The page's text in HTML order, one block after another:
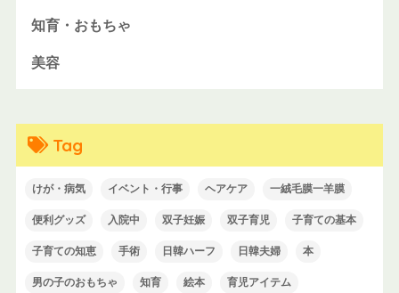
知育・おもちゃ
美容
Tag
けが・病気 イベント・行事 ヘアケア 一絨毛膜一羊膜
便利グッズ 入院中 双子妊娠 双子育児 子育ての基本
子育ての知恵 手術 日韓ハーフ 日韓夫婦 本
男の子のおもちゃ 知育 絵本 育児アイテム